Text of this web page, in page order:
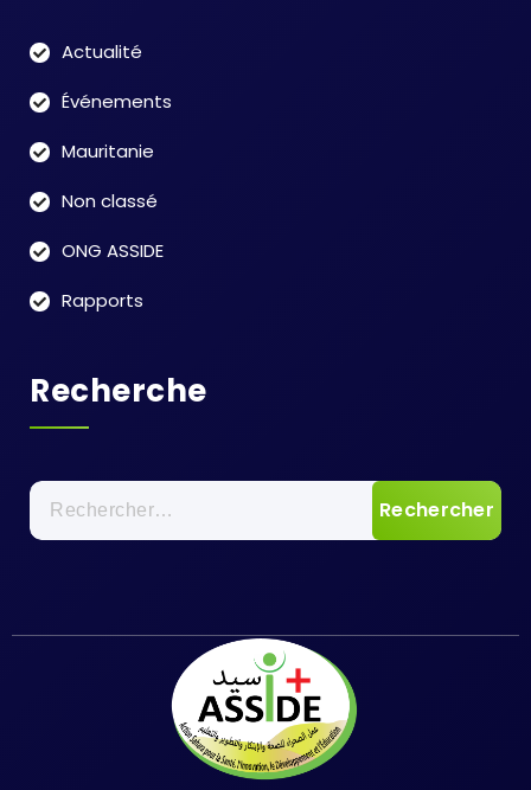
Actualité
Événements
Mauritanie
Non classé
ONG ASSIDE
Rapports
Recherche
Rechercher :